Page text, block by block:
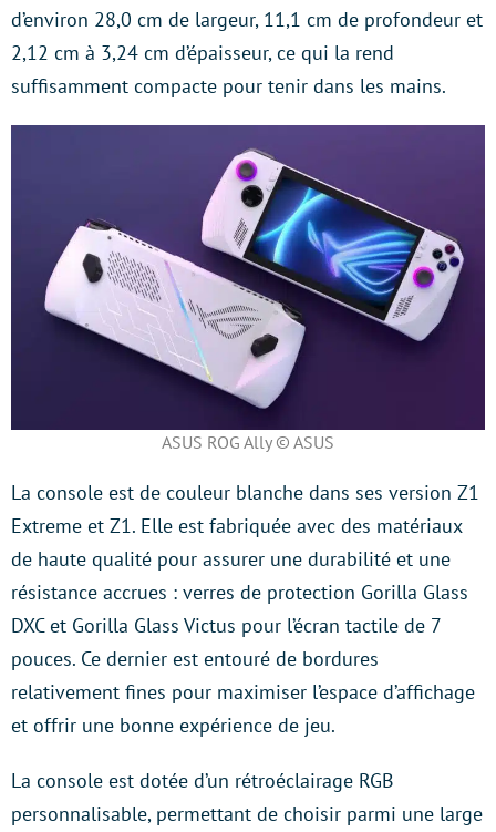
d’environ 28,0 cm de largeur, 11,1 cm de profondeur et
2,12 cm à 3,24 cm d’épaisseur, ce qui la rend
suffisamment compacte pour tenir dans les mains.
ASUS ROG Ally © ASUS
La console est de couleur blanche dans ses version Z1
Extreme et Z1. Elle est fabriquée avec des matériaux
de haute qualité pour assurer une durabilité et une
résistance accrues : verres de protection Gorilla Glass
DXC et Gorilla Glass Victus pour l’écran tactile de 7
pouces. Ce dernier est entouré de bordures
relativement fines pour maximiser l’espace d’affichage
et offrir une bonne expérience de jeu.
La console est dotée d’un rétroéclairage RGB
personnalisable, permettant de choisir parmi une large